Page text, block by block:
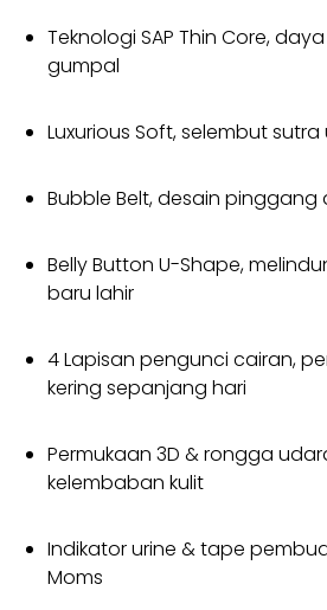
Teknologi SAP Thin Core,
gumpal
Luxurious Soft, selembut
Bubble Belt, desain pinggang
Belly Button U-Shape,
baru lahir
4 Lapisan pengunci cairan,
kering sepanjang hari
Permukaan 3D & rongga
kelembaban kulit
Indikator urine & tape
Moms